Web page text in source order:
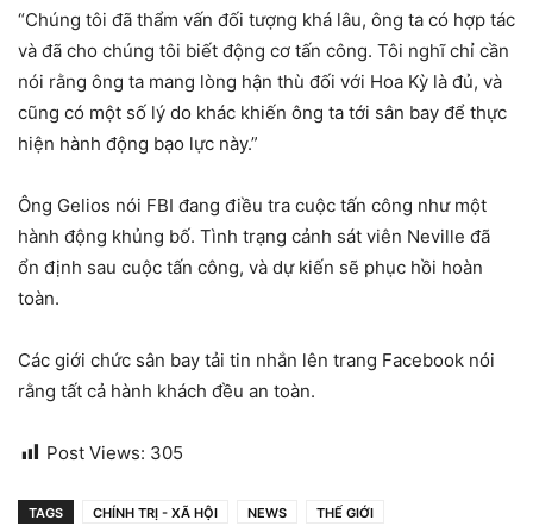
“Chúng tôi đã thẩm vấn đối tượng khá lâu, ông ta có hợp tác
và đã cho chúng tôi biết động cơ tấn công. Tôi nghĩ chỉ cần
nói rằng ông ta mang lòng hận thù đối với Hoa Kỳ là đủ, và
cũng có một số lý do khác khiến ông ta tới sân bay để thực
hiện hành động bạo lực này.”
Ông Gelios nói FBI đang điều tra cuộc tấn công như một
hành động khủng bố. Tình trạng cảnh sát viên Neville đã
ổn định sau cuộc tấn công, và dự kiến sẽ phục hồi hoàn
toàn.
Các giới chức sân bay tải tin nhắn lên trang Facebook nói
rằng tất cả hành khách đều an toàn.
Post Views: 305
TAGS CHÍNH TRỊ - XÃ HỘI NEWS THẾ GIỚI